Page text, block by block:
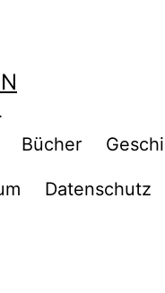
Bücher
Datenschutz